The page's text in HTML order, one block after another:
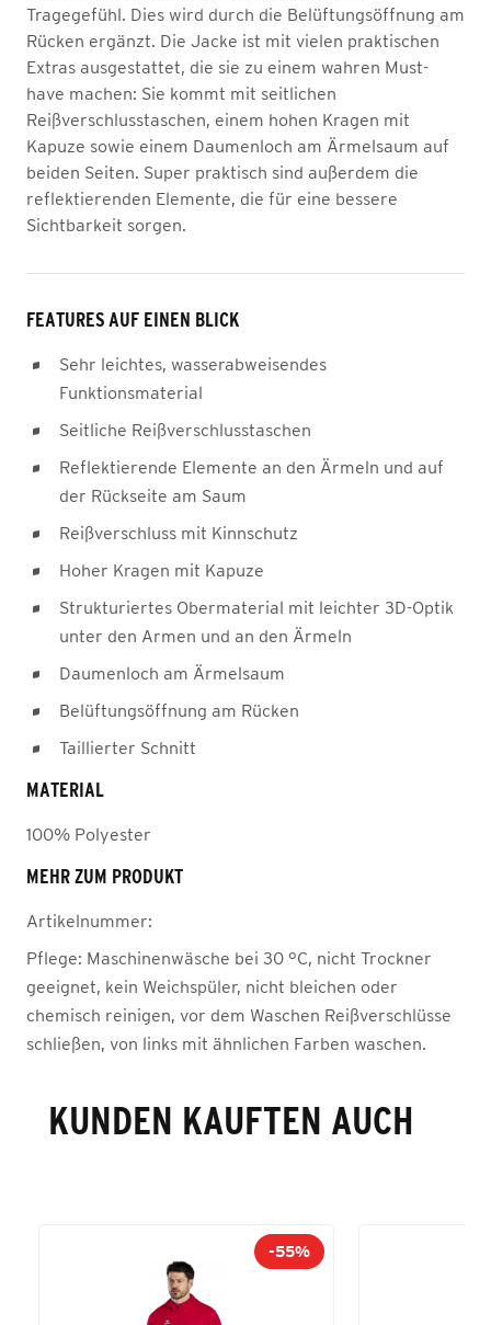
Tragegefühl. Dies wird durch die Belüftungsöffnung am
Rücken ergänzt. Die Jacke ist mit vielen praktischen
Extras ausgestattet, die sie zu einem wahren Must-
have machen: Sie kommt mit seitlichen
Reißverschlusstaschen, einem hohen Kragen mit
Kapuze sowie einem Daumenloch am Ärmelsaum auf
beiden Seiten. Super praktisch sind außerdem die
reflektierenden Elemente, die für eine bessere
Sichtbarkeit sorgen.
FEATURES AUF EINEN BLICK
Sehr leichtes, wasserabweisendes
Funktionsmaterial
Seitliche Reißverschlusstaschen
Reflektierende Elemente an den Ärmeln und auf
der Rückseite am Saum
Reißverschluss mit Kinnschutz
Hoher Kragen mit Kapuze
Strukturiertes Obermaterial mit leichter 3D-Optik
unter den Armen und an den Ärmeln
Daumenloch am Ärmelsaum
Belüftungsöffnung am Rücken
Taillierter Schnitt
MATERIAL
100% Polyester
MEHR ZUM PRODUKT
Artikelnummer:
Pflege: Maschinenwäsche bei 30 °C, nicht Trockner
geeignet, kein Weichspüler, nicht bleichen oder
chemisch reinigen, vor dem Waschen Reißverschlüsse
schließen, von links mit ähnlichen Farben waschen.
KUNDEN KAUFTEN AUCH
-55%